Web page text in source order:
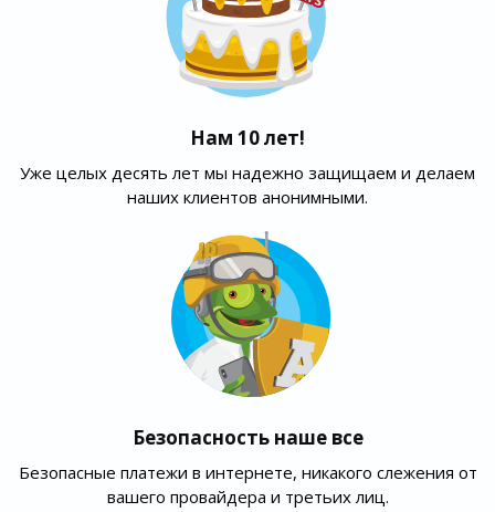
Нам 10 лет!
Уже целых десять лет мы надежно защищаем и делаем
наших клиентов анонимными.
Безопасность наше все
Безопасные платежи в интернете, никакого слежения от
вашего провайдера и третьих лиц.